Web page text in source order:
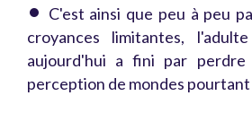
• C'est ainsi que peu à peu
croyances limitantes,
aujourd'hui a fini par
perception de mondes pourtant